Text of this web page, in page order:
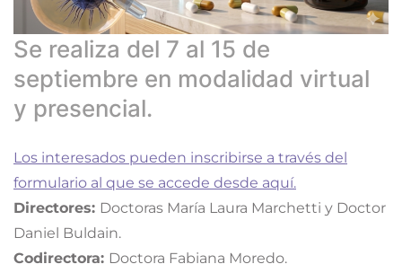
Se realiza del 7 al 15 de
septiembre en modalidad virtual
y presencial.
Los interesados pueden inscribirse a través del
formulario al que se accede desde aquí.
Directores: Doctoras María Laura Marchetti y Doctor
Daniel Buldain.
Codirectora: Doctora Fabiana Moredo.